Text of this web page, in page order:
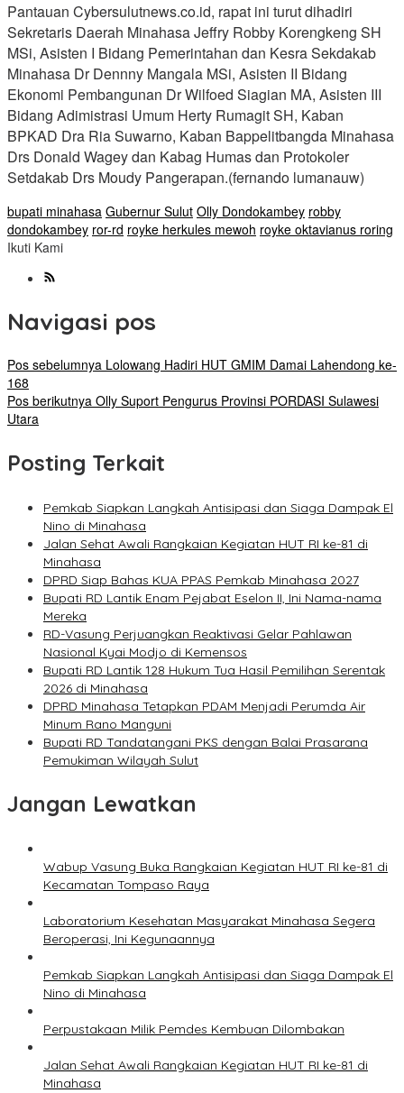
Pantauan Cybersulutnews.co.id, rapat ini turut dihadiri
Sekretaris Daerah Minahasa Jeffry Robby Korengkeng SH
MSi, Asisten I Bidang Pemerintahan dan Kesra Sekdakab
Minahasa Dr Dennny Mangala MSi, Asisten II Bidang
Ekonomi Pembangunan Dr Wilfoed Siagian MA, Asisten III
Bidang Adimistrasi Umum Herty Rumagit SH, Kaban
BPKAD Dra Ria Suwarno, Kaban Bappelitbangda Minahasa
Drs Donald Wagey dan Kabag Humas dan Protokoler
Setdakab Drs Moudy Pangerapan.(fernando lumanauw)
bupati minahasa Gubernur Sulut Olly Dondokambey robby
dondokambey ror-rd royke herkules mewoh royke oktavianus roring
Ikuti Kami
Navigasi pos
Pos sebelumnya Lolowang Hadiri HUT GMIM Damai Lahendong ke-
168
Pos berikutnya Olly Suport Pengurus Provinsi PORDASI Sulawesi
Utara
Posting Terkait
Pemkab Siapkan Langkah Antisipasi dan Siaga Dampak El
Nino di Minahasa
Jalan Sehat Awali Rangkaian Kegiatan HUT RI ke-81 di
Minahasa
DPRD Siap Bahas KUA PPAS Pemkab Minahasa 2027
Bupati RD Lantik Enam Pejabat Eselon II, Ini Nama-nama
Mereka
RD-Vasung Perjuangkan Reaktivasi Gelar Pahlawan
Nasional Kyai Modjo di Kemensos
Bupati RD Lantik 128 Hukum Tua Hasil Pemilihan Serentak
2026 di Minahasa
DPRD Minahasa Tetapkan PDAM Menjadi Perumda Air
Minum Rano Manguni
Bupati RD Tandatangani PKS dengan Balai Prasarana
Pemukiman Wilayah Sulut
Jangan Lewatkan
Wabup Vasung Buka Rangkaian Kegiatan HUT RI ke-81 di
Kecamatan Tompaso Raya
Laboratorium Kesehatan Masyarakat Minahasa Segera
Beroperasi, Ini Kegunaannya
Pemkab Siapkan Langkah Antisipasi dan Siaga Dampak El
Nino di Minahasa
Perpustakaan Milik Pemdes Kembuan Dilombakan
Jalan Sehat Awali Rangkaian Kegiatan HUT RI ke-81 di
Minahasa